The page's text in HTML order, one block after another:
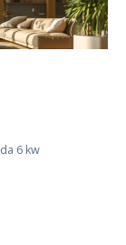
6 kw